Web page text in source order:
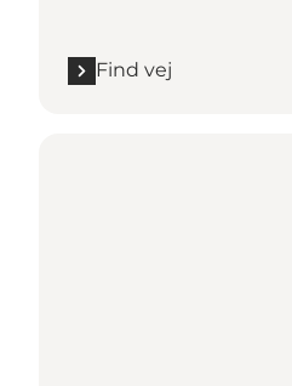
Find vej